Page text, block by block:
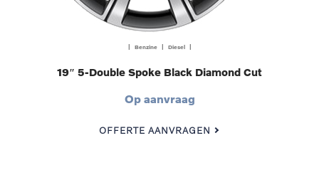
| Benzine | Diesel |
19″ 5-Double Spoke Black Diamond Cut
Op aanvraag
OFFERTE AANVRAGEN